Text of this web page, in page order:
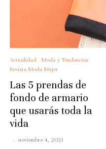
Actualidad
Moda y Tendencias
Revista Moda Mujer
Las 5 prendas de
fondo de armario
que usarás toda la
vida
· noviembre 4, 2021